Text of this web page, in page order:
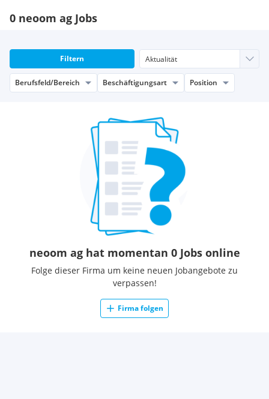
0 neoom ag Jobs
Filtern
Berufsfeld/Bereich Beschäftigungsart Position
neoom ag hat momentan 0 Jobs online
Folge dieser Firma um keine neuen Jobangebote zu
verpassen!
Firma folgen